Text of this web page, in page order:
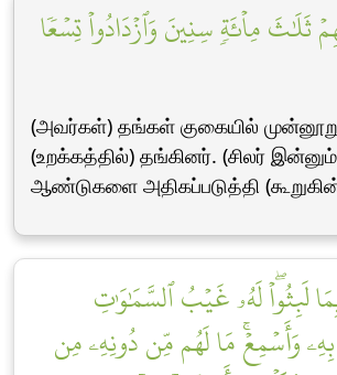
ثَلَٰثَ مِاْئَةٖ سِنِينَ وَٱزۡدَادُواْ تِسۡعٗا
(அவர்கள்) தங்கள் குகையில்
(உறக்கத்தில்) தங்கினர். (சிலர்
ஆண்டுகளை அதிகப்படுத்தி
لَبِثُواْۖ لَهُۥ غَيۡبُ ٱلسَّمَٰوَٰتِ
وَأَسۡمِعۡۚ مَا لَهُم مِّن دُونِهِۦ مِن